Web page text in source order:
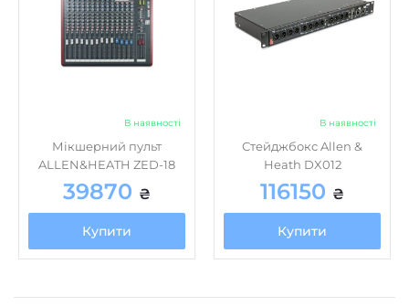
В наявності
Мікшерний пульт
ALLEN&HEATH ZED-18
39870 ₴
Купити
В наявності
Стейджбокс Allen &
Heath DX012
116150 ₴
Купити